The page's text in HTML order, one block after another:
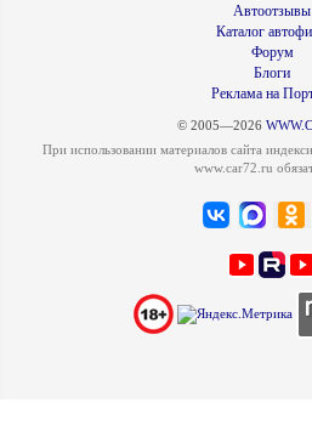
Автоотзывы
Каталог
Форум
Блоги
Реклама на
© 2005—2026
При использовании материалов сайта
www.car72.ru